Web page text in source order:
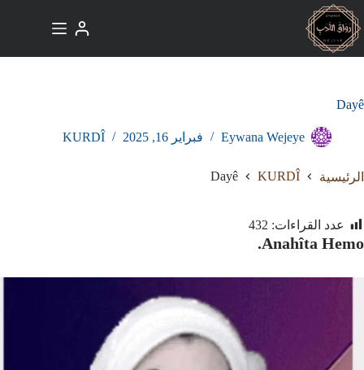
التجاوز
إلى
المحتوى
Dayê
Eywana Wejeye فبراير 16, 2025 KURDÎ
الرئيسية KURDÎ
Dayê
عدد القراءات: 432
Anahîta Hemo.